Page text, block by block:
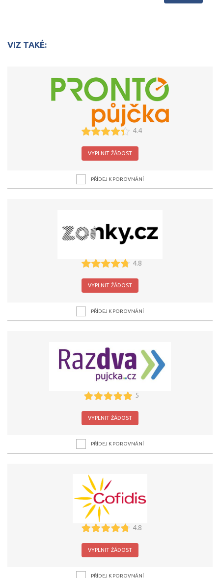
VIZ TAKÉ:
4.4
VYPLNIT ŽÁDOST
PŘÍDEJ K POROVNÁNÍ
4.8
VYPLNIT ŽÁDOST
PŘÍDEJ K POROVNÁNÍ
5
VYPLNIT ŽÁDOST
PŘÍDEJ K POROVNÁNÍ
4.8
VYPLNIT ŽÁDOST
PŘÍDEJ K POROVNÁNÍ